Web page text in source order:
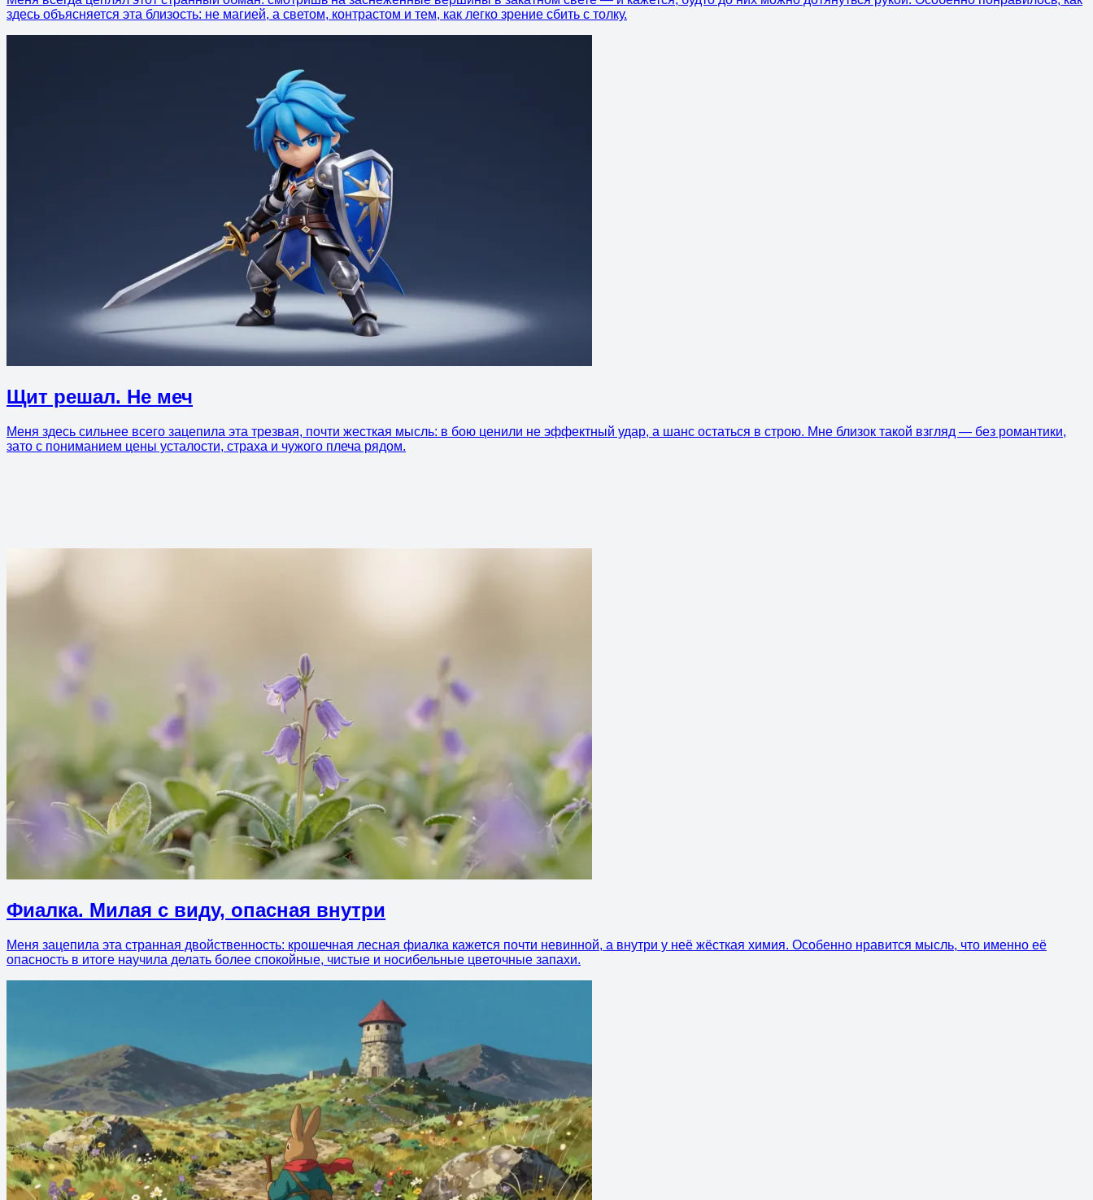
здесь объясняется эта близость: не магией, а светом, контрастом и тем, как легко зрение сбить с толку.
Щит решал. Не меч
Меня здесь сильнее всего зацепила эта трезвая, почти жесткая мысль: в бою ценили не эффектный удар, а шанс остаться в строю. Мне близок такой взгляд — без романтики,
зато с пониманием цены усталости, страха и чужого плеча рядом.
Фиалка. Милая с виду, опасная внутри
Меня зацепила эта странная двойственность: крошечная лесная фиалка кажется почти невинной, а внутри у неё жёсткая химия. Особенно нравится мысль, что именно её
опасность в итоге научила делать более спокойные, чистые и носибельные цветочные запахи.